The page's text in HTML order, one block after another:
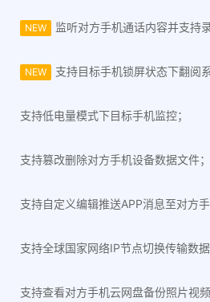
NEW 监听对方手机通话内容并支持
NEW 支持目标手机锁屏状态下翻阅
支持低电量模式下目标手机监控；
支持篡改删除对方手机设备数据文件；
支持自定义编辑推送APP消息至对方手
支持全球国家网络IP节点切换传输数据
支持查看对方手机云网盘备份照片视